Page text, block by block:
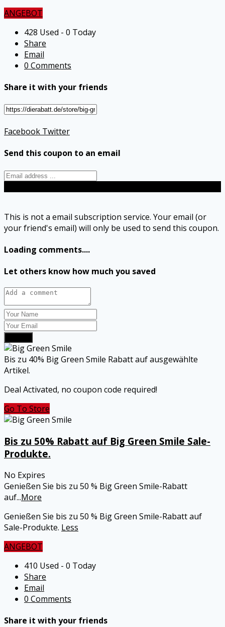
ANGEBOT
428 Used - 0 Today
Share
Email
0 Comments
Share it with your friends
Facebook Twitter
Send this coupon to an email
This is not a email subscription service. Your email (or
your friend's email) will only be used to send this coupon.
Loading comments....
Let others know how much you saved
Bis zu 40% Big Green Smile Rabatt auf ausgewählte
Artikel.
Deal Activated, no coupon code required!
Go To Store
Bis zu 50% Rabatt auf Big Green Smile Sale-
Produkte.
No Expires
Genießen Sie bis zu 50 % Big Green Smile-Rabatt
auf...More
Genießen Sie bis zu 50 % Big Green Smile-Rabatt auf
Sale-Produkte. Less
ANGEBOT
410 Used - 0 Today
Share
Email
0 Comments
Share it with your friends